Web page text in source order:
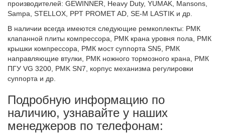
производителей: GEWINNER, Heavy Duty, YUMAK , Mansons
Sampa , STELLOX , PPT PROMET AD, SE-M LASTIK и др.
В наличии всегда имеются следующие ремкоплекты: РМК
клапанной плиты компрессора, РМК крана уровня пола , РМК
крышки компрессора, РМК мост суппорта SN5, РМК
направляющие втулки , РМК ножного тормозного крана, РМК
ПГУ VG 3200, PMK SN7 , корпус механизма регулировки
суппорта и др.
Подробную информацию по
наличию, узнавайте у наших
менеджеров по телефонам: